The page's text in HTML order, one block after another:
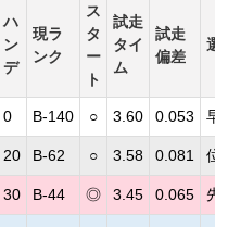
ハ
ン
デ
現ラ
ンク
ス
タ
ー
ト
試走
タイ
ム
試走
偏差
選
0 B-140 ○ 3.60 0.053 早
20 B-62 ○ 3.58 0.081 位
30 B-44 ◎ 3.45 0.065 先